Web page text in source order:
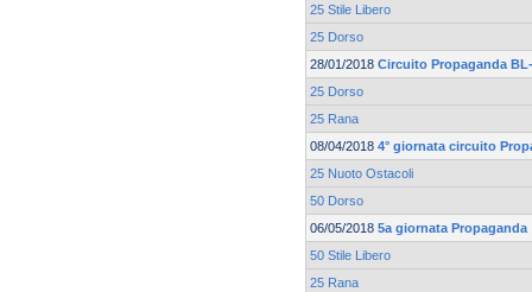
25 Stile Libero
25 Dorso
28/01/2018 Circuito Propaganda
25 Dorso
25 Rana
08/04/2018 4° giornata circuito
25 Nuoto Ostacoli
50 Dorso
06/05/2018 5a giornata Propaganda
50 Stile Libero
25 Rana